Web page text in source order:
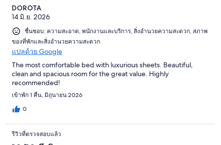
DOROTA
14 มิ.ย. 2026
ชื่นชอบ: ความสะอาด, พนักงานและบริการ, สิ่งอำนวยความสะดวก, สภาพ
ของที่พักและสิ่งอำนวยความสะดวก
แปลด้วย Google
The most comfortable bed with luxurious sheets. Beautiful,
clean and spacious room for the great value. Highly
recommended!
เข้าพัก 1 คืน, มิถุนายน 2026
0
รีวิวที่ตรวจสอบแล้ว